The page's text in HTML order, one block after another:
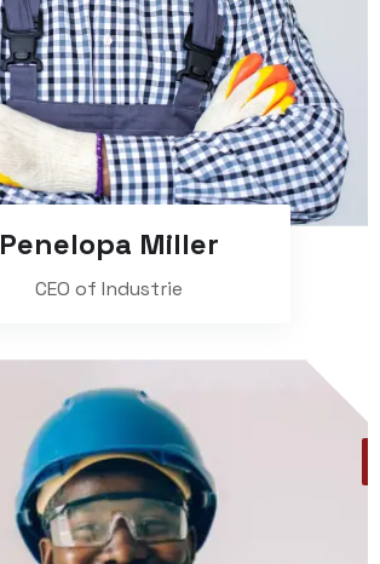
Penelopa Miller
CEO of Industrie